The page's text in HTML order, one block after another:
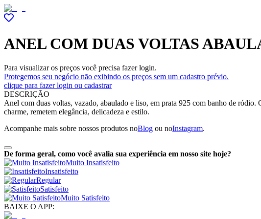
ANEL COM DUAS VOLTAS
Para visualizar os preços você precisa fazer login.
Protegemos seu negócio não exibindo os preços sem um cadastro prévio.
clique para fazer login ou cadastrar
DESCRIÇÃO
Anel com duas voltas, vazado, abaulado e liso, em prata 925 com banho de ródio.
charme, remetem elegância, delicadeza e estilo.
Acompanhe mais sobre nossos produtos noBlog ou noInstagram.
De forma geral, como você avalia sua experiência em nosso site hoje?
Muito Insatisfeito
Insatisfeito
Regular
Satisfeito
Muito Satisfeito
BAIXE O APP: